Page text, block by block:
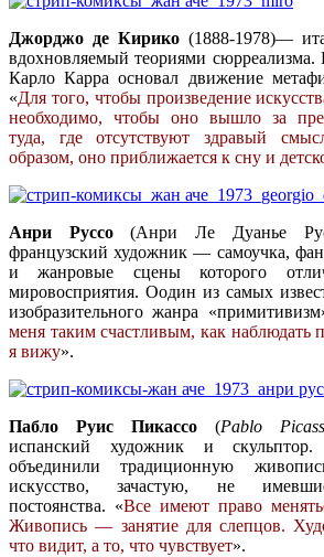
Джорджо де Кирико (1888-1978)—
вдохновляемый теориями сюрреализма.
Карло Карра основал движение
«Для того, чтобы произведение
необходимо, чтобы оно вышло за
туда, где отсутствуют здравый
образом, оно приближается к сну и
Анри Руссо(Анри Ле Дуанье
французский художник — самоучка,
и жанровые сцены которого
мировосприятия. Оодин из самых
изобразительного жанра
меня таким счастливым, как наблюдать
я вижу».
Пабло Руис Пикассо (Pablo
испанский художник и
объединили традиционную
искусство, зачастую, не
постоянства. «Все имеют право
Живопись — занятие для слепцов.
что видит, а то, что чувствует».